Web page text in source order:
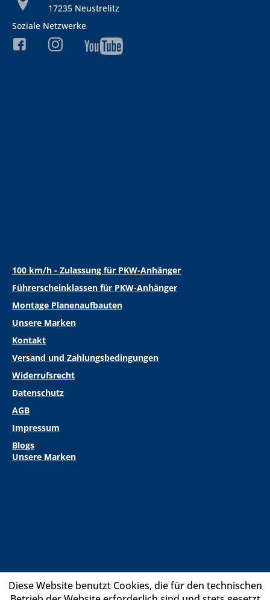
17235 Neustrelitz
Soziale Netzwerke
100 km/h - Zulassung für PKW-Anhänger
Führerscheinklassen für PKW-Anhänger
Montage Planenaufbauten
Unsere Marken
Kontakt
Versand und Zahlungsbedingungen
Widerrufsrecht
Datenschutz
AGB
Impressum
Blogs
Unsere Marken
Diese Website benutzt Cookies, die für den technischen